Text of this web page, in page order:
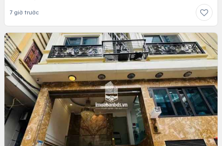
7 giờ trước